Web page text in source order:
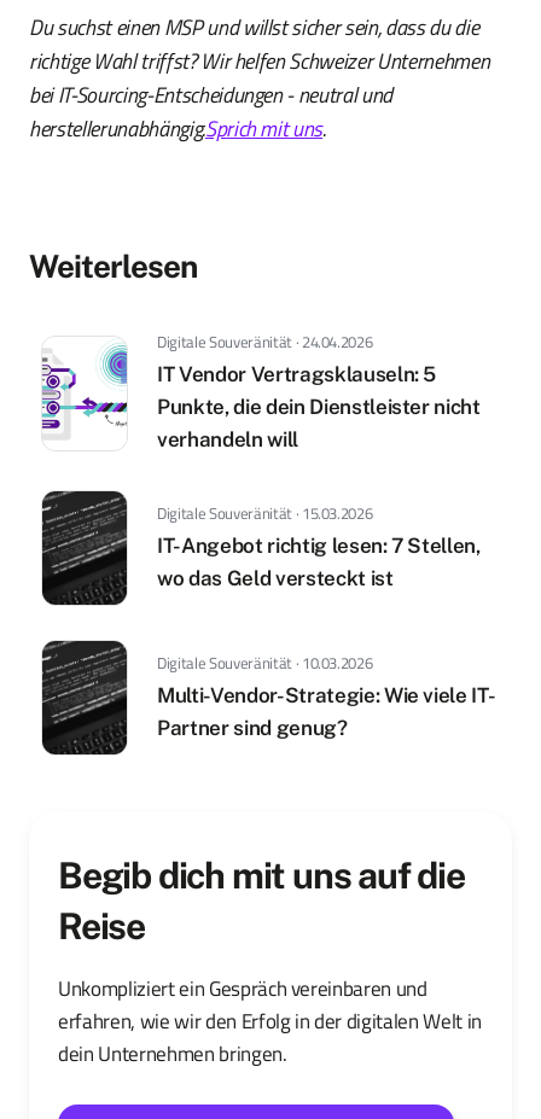
Du suchst einen MSP und willst sicher sein, dass du die
richtige Wahl triffst? Wir helfen Schweizer Unternehmen
bei IT-Sourcing-Entscheidungen - neutral und
herstellerunabhängig.Sprich mit uns.
Weiterlesen
Digitale Souveränität · 24.04.2026
IT Vendor Vertragsklauseln: 5
Punkte, die dein Dienstleister nicht
verhandeln will
Digitale Souveränität · 15.03.2026
IT-Angebot richtig lesen: 7 Stellen,
wo das Geld versteckt ist
Digitale Souveränität · 10.03.2026
Multi-Vendor-Strategie: Wie viele IT-
Partner sind genug?
Begib dich mit uns auf die
Reise
Unkompliziert ein Gespräch vereinbaren und
erfahren, wie wir den Erfolg in der digitalen Welt in
dein Unternehmen bringen.